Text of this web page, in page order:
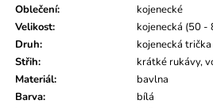
Oblečení:
kojenecké
Velikost:
kojenecká (50 -
Druh:
kojenecká trička
Střih:
krátké rukávy,
Materiál:
bavlna
Barva:
bílá